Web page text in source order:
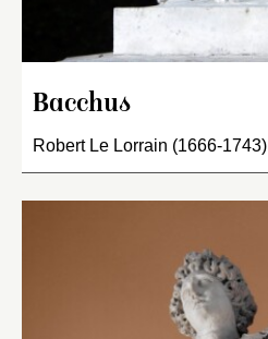
Bacchus
Robert Le Lorrain (1666-1743)